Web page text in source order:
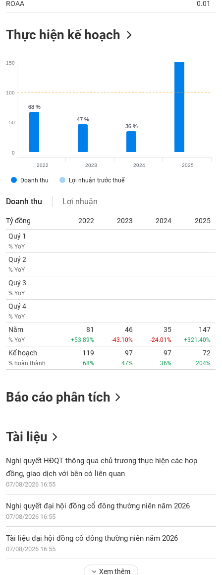
ROAA 0.01
Thực hiện kế hoạch
68 %
68 %
47 %
47 %
36 %
36 %
Doanh thu Lợi nhuận trước thuế
0
50
100
150
2022 2023 2024 2025
Doanh thu Lợi nhuận
Tỷ đồng 2022 2023 2024
2025
Quý 1
% YoY
Quý 2
% YoY
Quý 3
% YoY
Quý 4
% YoY
Năm
% YoY
81
+53.89%
46
-43.10%
35
-24.01%
147
+321.40%
Kế hoạch
% hoàn thành
119
68%
97
47%
97
36%
72
204%
Báo cáo phân tích
Tài liệu
Nghị quyết HĐQT thông qua chủ trương thực hiện các hợp
đồng, giao dịch với bên có liên quan
07/08/2026 16:55
Nghị quyết đại hội đồng cổ đông thường niên năm 2026
07/08/2026 16:55
Tài liệu đại hội đồng cổ đông thường niên năm 2026
07/08/2026 16:55
Xem thêm